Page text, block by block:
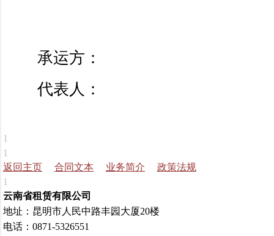
承运方：
代表人：
1
1
返回主页
合同文本 业务简介
政策法规
1
云南省租赁有限公司
地址：昆明市人民中路丰园大厦20楼
电话：0871-5326551